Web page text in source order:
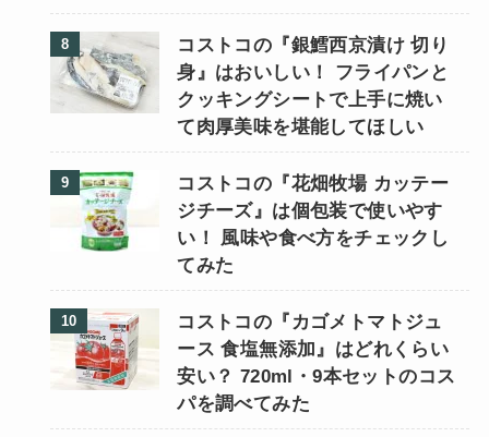
コストコの『銀鱈西京漬け 切り
身』はおいしい！ フライパンと
クッキングシートで上手に焼い
て肉厚美味を堪能してほしい
コストコの『花畑牧場 カッテー
ジチーズ』は個包装で使いやす
い！ 風味や食べ方をチェックし
てみた
コストコの『カゴメトマトジュ
ース 食塩無添加』はどれくらい
安い？ 720ml・9本セットのコス
パを調べてみた